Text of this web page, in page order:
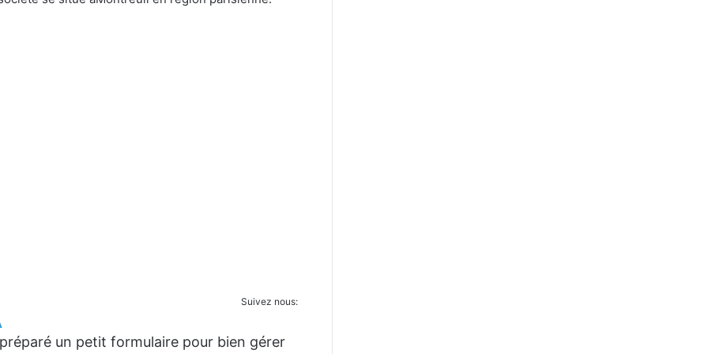
Suivez nous:
un petit formulaire pour bien gérer